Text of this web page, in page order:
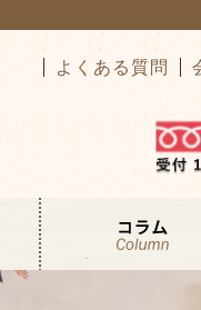
よくある質問